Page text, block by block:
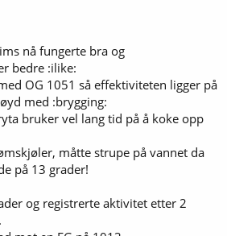
nå fungerte bra og
bedre :ilike:
OG 1051 så effektiviteten ligger på
med :brygging:
bruker vel lang tid på å koke opp
måtte strupe på vannet da
på 13 grader!
og registrerte aktivitet etter 2